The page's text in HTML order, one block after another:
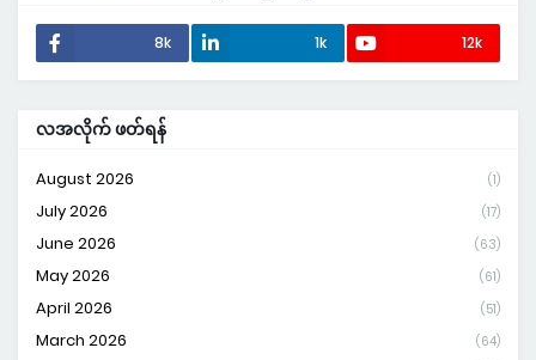
8k 1k 12k
လအလိုက် ဖတ်ရန်
August 2026 (1)
July 2026 (17)
June 2026 (63)
May 2026 (61)
April 2026 (51)
March 2026 (64)